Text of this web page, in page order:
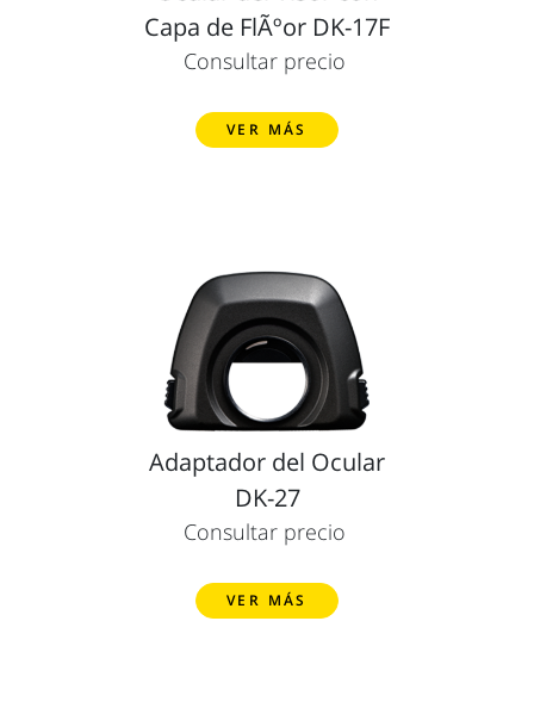
Capa de FlÃºor DK-17F
Consultar precio
VER MÁS
Adaptador del Ocular
DK-27
Consultar precio
VER MÁS